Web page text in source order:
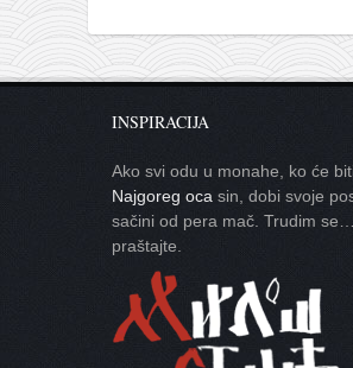
INSPIRACIJA
Ako svi odu u monahe, ko će
Najgoreg oca sin, dobi svoje
sačini od pera mač. Trudim se…
praštajte.